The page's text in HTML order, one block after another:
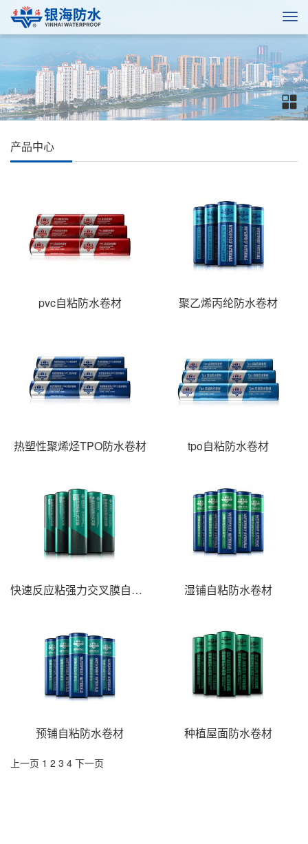
产品中心
pvc自粘防水卷材 聚乙烯丙纶防水卷材
热塑性聚烯烃TPO防水卷材 tpo自粘防水卷材
快速反应粘强力交叉膜自粘卷材 湿铺自粘防水卷材
预铺自粘防水卷材 种植屋面防水卷材
上一页 1 2 3 4 下一页